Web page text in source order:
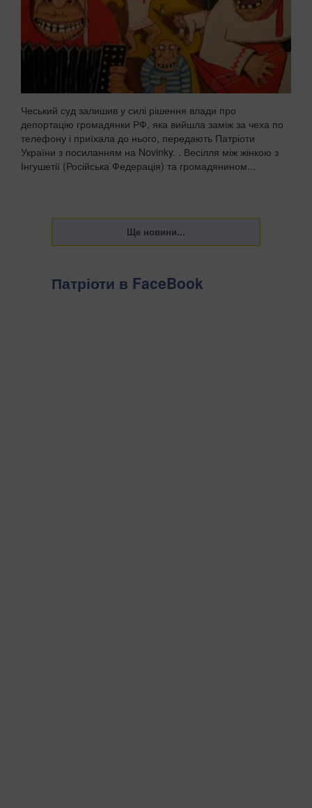
Чеський суд залишив у силі рішення влади про
депортацію громадянки РФ, яка вийшла заміж за чеха по
телефону і приїхала до нього, передають Патріоти
України з посиланням на Novinky. . Весілля між жінкою з
Інгушетії (Російська Федерація) та громадянином...
Патріоти в FaceBook